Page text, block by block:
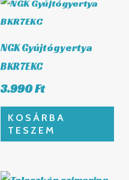
NGK Gyújtógyertya
BKR7EKC
3.990Ft
KOSÁRBA
TESZEM